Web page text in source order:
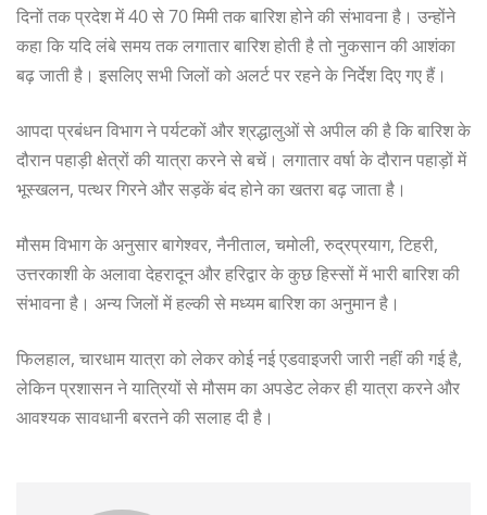
दिनों तक प्रदेश में 40 से 70 मिमी तक बारिश होने की संभावना है। उन्होंने
कहा कि यदि लंबे समय तक लगातार बारिश होती है तो नुकसान की आशंका
बढ़ जाती है। इसलिए सभी जिलों को अलर्ट पर रहने के निर्देश दिए गए हैं।
आपदा प्रबंधन विभाग ने पर्यटकों और श्रद्धालुओं से अपील की है कि बारिश के
दौरान पहाड़ी क्षेत्रों की यात्रा करने से बचें। लगातार वर्षा के दौरान पहाड़ों में
भूस्खलन, पत्थर गिरने और सड़कें बंद होने का खतरा बढ़ जाता है।
मौसम विभाग के अनुसार बागेश्वर, नैनीताल, चमोली, रुद्रप्रयाग, टिहरी,
उत्तरकाशी के अलावा देहरादून और हरिद्वार के कुछ हिस्सों में भारी बारिश की
संभावना है। अन्य जिलों में हल्की से मध्यम बारिश का अनुमान है।
फिलहाल, चारधाम यात्रा को लेकर कोई नई एडवाइजरी जारी नहीं की गई है,
लेकिन प्रशासन ने यात्रियों से मौसम का अपडेट लेकर ही यात्रा करने और
आवश्यक सावधानी बरतने की सलाह दी है।